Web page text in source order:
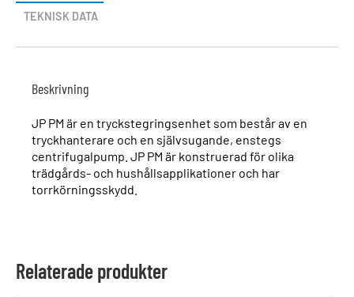
TEKNISK DATA
Beskrivning
JP PM är en tryckstegringsenhet som består av en
tryckhanterare och en självsugande, enstegs
centrifugalpump. JP PM är konstruerad för olika
trädgårds- och hushållsapplikationer och har
torrkörningsskydd.
Relaterade produkter